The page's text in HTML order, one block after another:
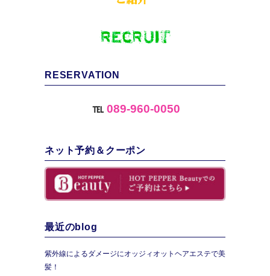
RESERVATION
℡ 089-960-0050
ネット予約＆クーポン
最近のblog
紫外線によるダメージにオッジィオットヘアエステで美
髪！